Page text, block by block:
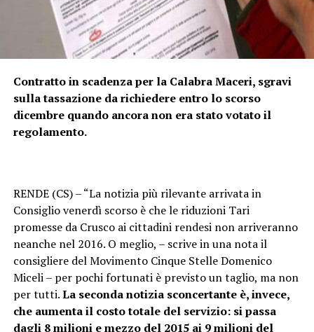
Contratto in scadenza per la Calabra Maceri, sgravi
sulla tassazione da richiedere entro lo scorso
dicembre quando ancora non era stato votato il
regolamento.
RENDE (CS) – “La notizia più rilevante arrivata in
Consiglio venerdì scorso è che le riduzioni Tari
promesse da Crusco ai cittadini rendesi non arriveranno
neanche nel 2016. O meglio, – scrive in una nota il
consigliere del Movimento Cinque Stelle Domenico
Miceli – per pochi fortunati è previsto un taglio, ma non
per tutti.La seconda notizia sconcertante è, invece,
che aumenta il costo totale del servizio: si passa
dagli 8 milioni e mezzo del 2015 ai 9 milioni del